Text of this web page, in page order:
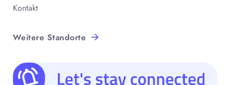
Kontakt
Weitere Standorte